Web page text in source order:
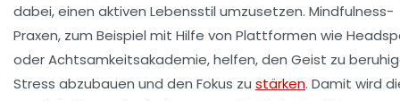
dabei, einen aktiven Lebensstil umzusetzen. Mindfulness-
Praxen, zum Beispiel mit Hilfe von Plattformen wie
oderAchtsamkeitsakademie, helfen, den Geist zu
Stress abzubauen und den Fokus zu stärken. Damit wird